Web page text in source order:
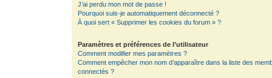
J’ai perdu mon mot de passe !
Pourquoi suis-je automatiquement déconnecté ?
À quoi sert « Supprimer les cookies du forum » ?
Paramètres et préférences de l’utilisateur
Comment modifier mes paramètres ?
Comment empêcher mon nom d’apparaître dans la liste des
connectés ?